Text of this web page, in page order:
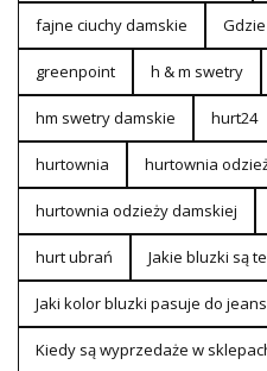
fajne ciuchy damskie
greenpoint h & m swetry
hm swetry damskie hurt24
hurtownia hurtownia
hurtownia odzieży damskiej
hurt ubrań Jakie bluzki są
Jaki kolor bluzki pasuje do
Kiedy są wyprzedaże w